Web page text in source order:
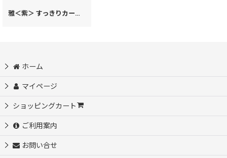
雅＜紫＞ すっきりカードケース（金唐柄） ［t］
ホーム
マイページ
ショッピングカート
ご利用案内
お問い合せ